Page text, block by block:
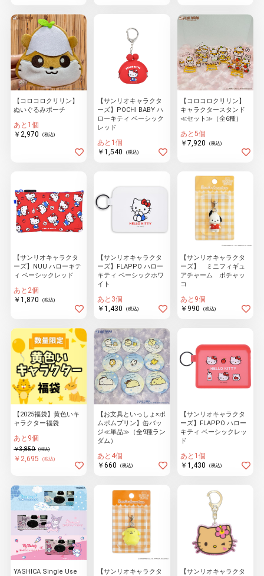
【コロコロクリリン】
ぬいぐるみポーチ
あと1個
￥2,970
(税込)
【サンリオキャラクタ
ーズ】POCHI BABY ハ
ローキティ ベーシック
レッド
あと1個
￥1,540
(税込)
【コロコロクリリン】
キャラクタースタンド
≪セット≫（全6種）
あと5個
￥7,920
(税込)
【サンリオキャラクタ
ーズ】NUU ハローキテ
ィ ベーシックレッド
あと2個
￥1,870
(税込)
【サンリオキャラクタ
ーズ】FLAPPO ハロー
キティ ベーシックホワ
イト
あと3個
￥1,430
(税込)
【サンリオキャラクタ
ーズ】 ミニフィギュ
アチャーム ポチャッ
コ
あと9個
￥990
(税込)
【2025福袋】黄色いキ
ャラクター福袋
あと9個
￥3,850 (税込)
￥2,695 (税込)
【お文具といっしょ×ポ
ムポムプリン】缶バッ
ジ≪単品≫（全9種ラン
ダム）
あと4個
￥660
(税込)
【サンリオキャラクタ
ーズ】FLAPPO ハロー
キティ ベーシックレッ
ド
あと1個
￥1,430
(税込)
YASHICA Single Use 【サンリオキャラクタ 【サンリオキャラクタ